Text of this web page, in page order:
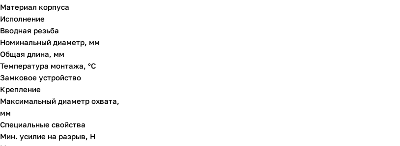
Материал корпуса
Исполнение
Вводная резьба
Номинальный диаметр, мм
Общая длина, мм
Температура монтажа, °С
Замковое устройство
Крепление
Максимальный диаметр охвата,
мм
Специальные свойства
Мин. усилие на разрыв, Н